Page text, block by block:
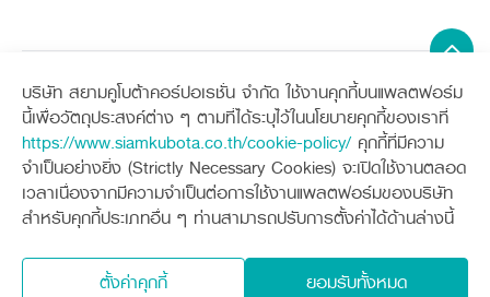
บริษัท สยามคูโบต้าคอร์ปอเรชั่น จำกัด ใช้งานคุกกี้บนแพลตฟอร์ม
นี้เพื่อวัตถุประสงค์ต่าง ๆ ตามที่ได้ระบุไว้ในนโยบายคุกกี้ของเราที่
https://www.siamkubota.co.th/cookie-policy/คุกกี้ที่มีความ
จำเป็นอย่างยิ่ง (Strictly Necessary Cookies) จะเปิดใช้งานตลอด
เวลาเนื่องจากมีความจำเป็นต่อการใช้งานแพลตฟอร์มของบริษัท
สำหรับคุกกี้ประเภทอื่น ๆ ท่านสามารถปรับการตั้งค่าได้ด้านล่างนี้
ยอมรับทั้งหมด
ตั้งค่าคุกกี้
สำนักงานต่างประเทศ
ประเทศคู่ค้า
ข่าวกิจกรรมเพื่อสังคม
โครงการตามแนวพระราชดำริ
การพัฒนาชุมชน และสังคม
การศึกษา และเยาวชน
สิ่งแวดล้อมความปลอดภัยและอาชีวอนามัย
คูโบต้าร่วมมือเกษตรร่วมใจ
เอกสารดาวน์โหลด
KAS เกษตรครบวงจร
คูโบต้าฟาร์ม
คูโบต้าแฟมิลี่
ภาษา
ไทย English
Sitemap
เครื่องจักรกลการเกษตร
แทรกเตอร์
อุปกรณ์ต่อพ่วงแทรกเตอร์
รถเกี่ยวนวดข้าว
ชุดอุปกรณ์เสริมรถดำนา
เครื่องยนต์ดีเซล
เครื่องจักรกลก่อสร้าง
รถขุดขนาดเล็ก
อุปกรณ์ต่อพ่วงรถขุด
รถตักล้อยาง
สินค้านวัตกรรมการเกษตร
โดรนการเกษตร
ช่องทางการติดตาม ศูนย์ลูกค้าสัมพันธ์คูโบต้า คอนเนค
นโยบายคุ้มครองข้อมูลส่วนบุคคล นโยบายความเป็นส่วนตัว